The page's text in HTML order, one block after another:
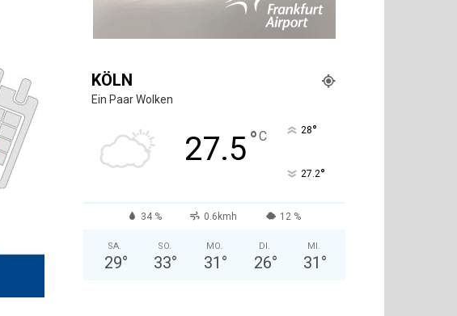
KÖLN
Ein Paar Wolken
27.5°C 28°
27.2°
34 % 0.6kmh 12 %
SA.
29°
SO.
33°
MO.
31 °
DI.
26°
MI.
31 °